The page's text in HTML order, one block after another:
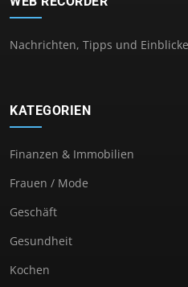
Nachrichten, Tipps und Einblicke
KATEGORIEN
Finanzen & Immobilien
Frauen / Mode
Geschäft
Gesundheit
Kochen